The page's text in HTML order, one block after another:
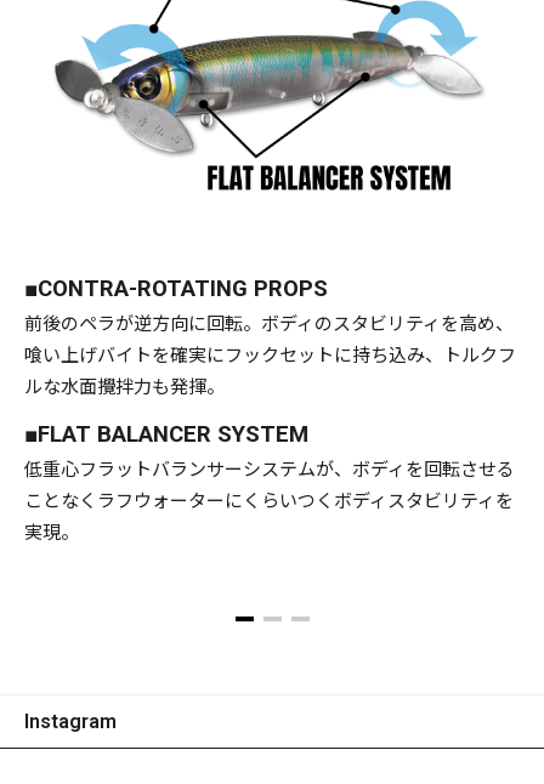
■CONTRA-ROTATING PROPS
前後のペラが逆方向に回転。ボディのスタビリティを高め、
喰い上げバイトを確実にフックセットに持ち込み、トルクフ
ルな水面攪拌力も発揮。
■FLAT BALANCER SYSTEM
低重心フラットバランサーシステムが、ボディを回転させる
ことなくラフウォーターにくらいつくボディスタビリティを
実現。
Instagram